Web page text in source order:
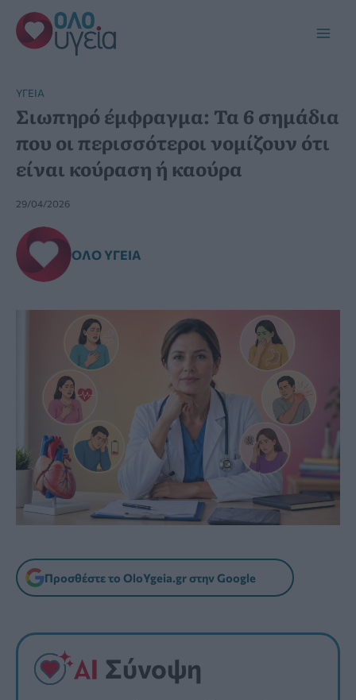
Μετάβαση
στο
περιεχόμενο
YΓΕΊΑ
Σιωπηρό έμφραγμα: Τα 6 σημάδια
που οι περισσότεροι νομίζουν ότι
είναι κούραση ή καούρα
29/04/2026
ΌΛΟ ΥΓΕΊΑ
Προσθέστε το OloYgeia.gr στην Google
Σύνοψη